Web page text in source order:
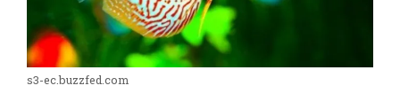
s3-ec.buzzfed.com